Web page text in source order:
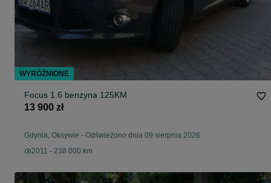
Focus 1.6 benzyna 125KM
13 900 zł
Gdynia, Oksywie - Odświeżono dnia 09 sierpnia 2026
2011 - 238 000 km
WYRÓŻNIONE